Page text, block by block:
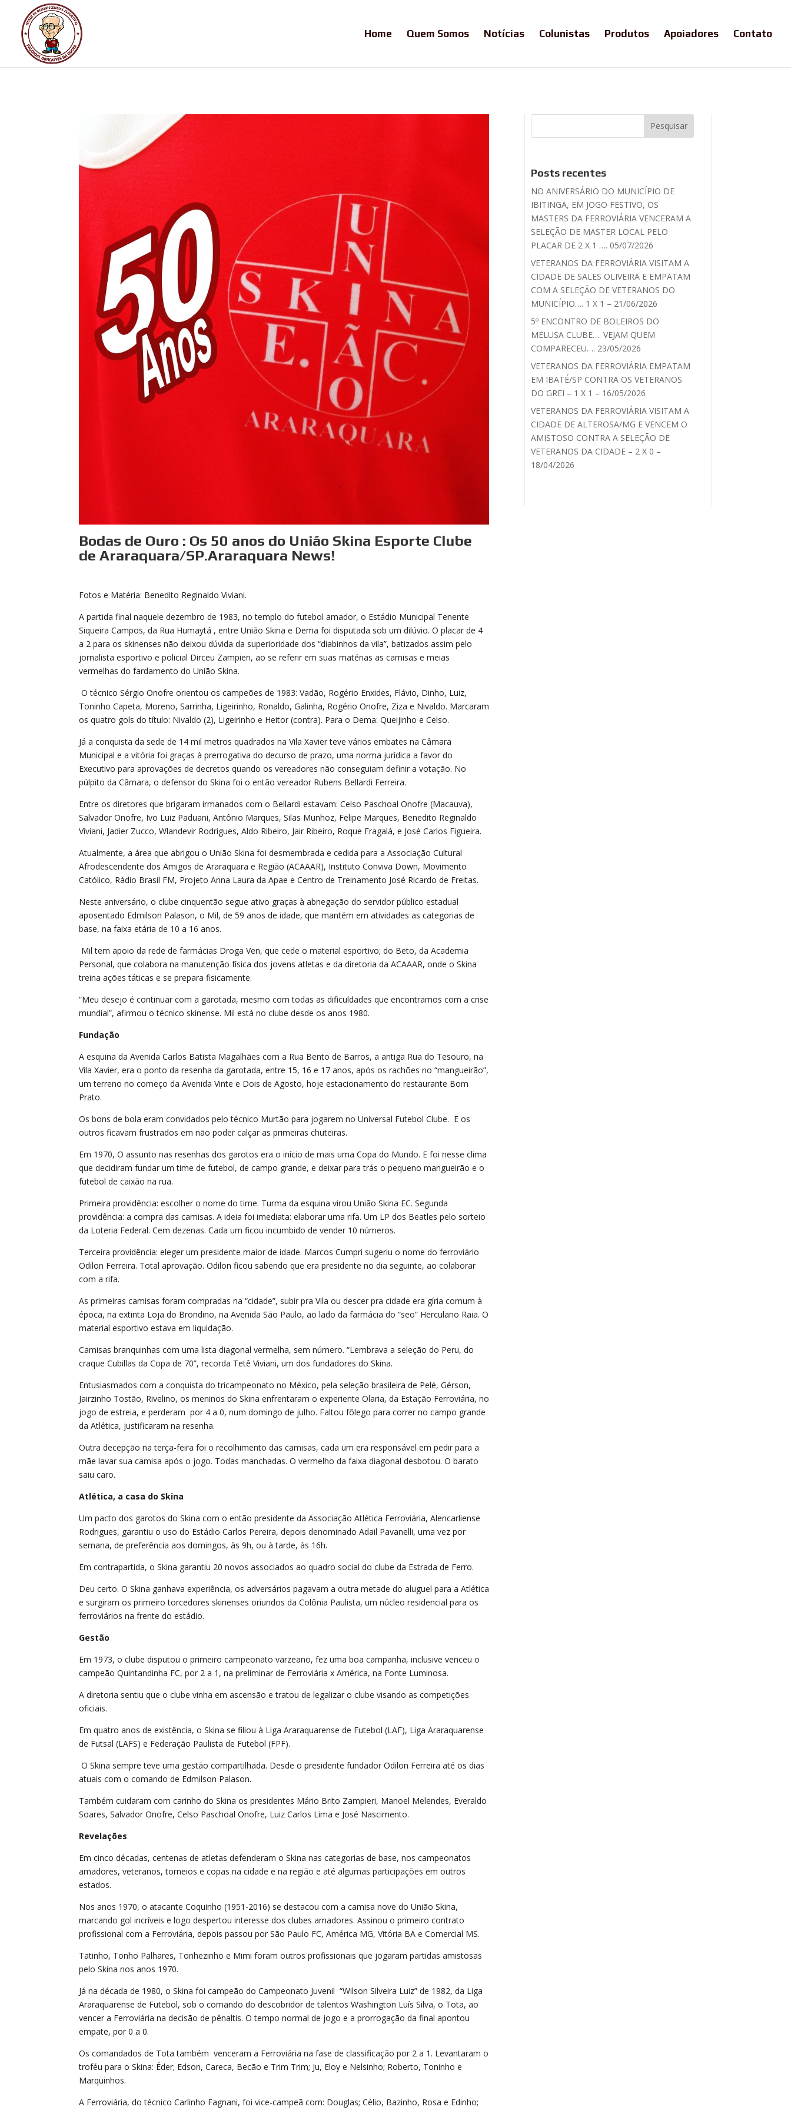
Home Quem Somos Notícias Colunistas Produtos Apoiadores Contato
Bodas de Ouro : Os 50 anos do União Skina Esporte Clube
de Araraquara/SP.Araraquara News!
Fotos e Matéria: Benedito Reginaldo Viviani.
A partida final naquele dezembro de 1983, no templo do futebol amador, o Estádio Municipal Tenente
Siqueira Campos, da Rua Humaytá , entre União Skina e Dema foi disputada sob um dilúvio. O placar de 4
a 2 para os skinenses não deixou dúvida da superioridade dos “diabinhos da vila”, batizados assim pelo
jornalista esportivo e policial Dirceu Zampieri, ao se referir em suas matérias as camisas e meias
vermelhas do fardamento do União Skina.
O técnico Sérgio Onofre orientou os campeões de 1983: Vadão, Rogério Enxides, Flávio, Dinho, Luiz,
Toninho Capeta, Moreno, Sarrinha, Ligeirinho, Ronaldo, Galinha, Rogério Onofre, Ziza e Nivaldo. Marcaram
os quatro gols do título: Nivaldo (2), Ligeirinho e Heitor (contra). Para o Dema: Queijinho e Celso.
Já a conquista da sede de 14 mil metros quadrados na Vila Xavier teve vários embates na Câmara
Municipal e a vitória foi graças à prerrogativa do decurso de prazo, uma norma jurídica a favor do
Executivo para aprovações de decretos quando os vereadores não conseguiam definir a votação. No
púlpito da Câmara, o defensor do Skina foi o então vereador Rubens Bellardi Ferreira.
Entre os diretores que brigaram irmanados com o Bellardi estavam: Celso Paschoal Onofre (Macauva),
Salvador Onofre, Ivo Luiz Paduani, Antônio Marques, Silas Munhoz, Felipe Marques, Benedito Reginaldo
Viviani, Jadier Zucco, Wlandevir Rodrigues, Aldo Ribeiro, Jair Ribeiro, Roque Fragalá, e José Carlos Figueira.
Atualmente, a área que abrigou o União Skina foi desmembrada e cedida para a Associação Cultural
Afrodescendente dos Amigos de Araraquara e Região (ACAAAR), Instituto Conviva Down, Movimento
Católico, Rádio Brasil FM, Projeto Anna Laura da Apae e Centro de Treinamento José Ricardo de Freitas.
Neste aniversário, o clube cinquentão segue ativo graças à abnegação do servidor público estadual
aposentado Edmilson Palason, o Mil, de 59 anos de idade, que mantém em atividades as categorias de
base, na faixa etária de 10 a 16 anos.
Mil tem apoio da rede de farmácias Droga Ven, que cede o material esportivo; do Beto, da Academia
Personal, que colabora na manutenção física dos jovens atletas e da diretoria da ACAAAR, onde o Skina
treina ações táticas e se prepara fisicamente.
“Meu desejo é continuar com a garotada, mesmo com todas as dificuldades que encontramos com a crise
mundial”, afirmou o técnico skinense. Mil está no clube desde os anos 1980.
Fundação
A esquina da Avenida Carlos Batista Magalhães com a Rua Bento de Barros, a antiga Rua do Tesouro, na
Vila Xavier, era o ponto da resenha da garotada, entre 15, 16 e 17 anos, após os rachões no “mangueirão”,
um terreno no começo da Avenida Vinte e Dois de Agosto, hoje estacionamento do restaurante Bom
Prato.
Os bons de bola eram convidados pelo técnico Murtão para jogarem no Universal Futebol Clube. E os
outros ficavam frustrados em não poder calçar as primeiras chuteiras.
Em 1970, O assunto nas resenhas dos garotos era o início de mais uma Copa do Mundo. E foi nesse clima
que decidiram fundar um time de futebol, de campo grande, e deixar para trás o pequeno mangueirão e o
futebol de caixão na rua.
Primeira providência: escolher o nome do time. Turma da esquina virou União Skina EC. Segunda
providência: a compra das camisas. A ideia foi imediata: elaborar uma rifa. Um LP dos Beatles pelo sorteio
da Loteria Federal. Cem dezenas. Cada um ficou incumbido de vender 10 números.
Terceira providência: eleger um presidente maior de idade. Marcos Cumpri sugeriu o nome do ferroviário
Odilon Ferreira. Total aprovação. Odilon ficou sabendo que era presidente no dia seguinte, ao colaborar
com a rifa.
As primeiras camisas foram compradas na “cidade”, subir pra Vila ou descer pra cidade era gíria comum à
época, na extinta Loja do Brondino, na Avenida São Paulo, ao lado da farmácia do “seo” Herculano Raia. O
material esportivo estava em liquidação.
Camisas branquinhas com uma lista diagonal vermelha, sem número. “Lembrava a seleção do Peru, do
craque Cubillas da Copa de 70”, recorda Tetê Viviani, um dos fundadores do Skina.
Entusiasmados com a conquista do tricampeonato no México, pela seleção brasileira de Pelé, Gérson,
Jairzinho Tostão, Rivelino, os meninos do Skina enfrentaram o experiente Olaria, da Estação Ferroviária, no
jogo de estreia, e perderam por 4 a 0, num domingo de julho. Faltou fôlego para correr no campo grande
da Atlética, justificaram na resenha.
Outra decepção na terça-feira foi o recolhimento das camisas, cada um era responsável em pedir para a
mãe lavar sua camisa após o jogo. Todas manchadas. O vermelho da faixa diagonal desbotou. O barato
saiu caro.
Atlética, a casa do Skina
Um pacto dos garotos do Skina com o então presidente da Associação Atlética Ferroviária, Alencarliense
Rodrigues, garantiu o uso do Estádio Carlos Pereira, depois denominado Adail Pavanelli, uma vez por
semana, de preferência aos domingos, às 9h, ou à tarde, às 16h.
Em contrapartida, o Skina garantiu 20 novos associados ao quadro social do clube da Estrada de Ferro.
Deu certo. O Skina ganhava experiência, os adversários pagavam a outra metade do aluguel para a Atlética
e surgiram os primeiro torcedores skinenses oriundos da Colônia Paulista, um núcleo residencial para os
ferroviários na frente do estádio.
Gestão
Em 1973, o clube disputou o primeiro campeonato varzeano, fez uma boa campanha, inclusive venceu o
campeão Quintandinha FC, por 2 a 1, na preliminar de Ferroviária x América, na Fonte Luminosa.
A diretoria sentiu que o clube vinha em ascensão e tratou de legalizar o clube visando as competições
oficiais.
Em quatro anos de existência, o Skina se filiou à Liga Araraquarense de Futebol (LAF), Liga Araraquarense
de Futsal (LAFS) e Federação Paulista de Futebol (FPF).
O Skina sempre teve uma gestão compartilhada. Desde o presidente fundador Odilon Ferreira até os dias
atuais com o comando de Edmilson Palason.
Também cuidaram com carinho do Skina os presidentes Mário Brito Zampieri, Manoel Melendes, Everaldo
Soares, Salvador Onofre, Celso Paschoal Onofre, Luiz Carlos Lima e José Nascimento.
Revelações
Em cinco décadas, centenas de atletas defenderam o Skina nas categorias de base, nos campeonatos
amadores, veteranos, torneios e copas na cidade e na região e até algumas participações em outros
estados.
Nos anos 1970, o atacante Coquinho (1951-2016) se destacou com a camisa nove do União Skina,
marcando gol incríveis e logo despertou interesse dos clubes amadores. Assinou o primeiro contrato
profissional com a Ferroviária, depois passou por São Paulo FC, América MG, Vitória BA e Comercial MS.
Tatinho, Tonho Palhares, Tonhezinho e Mimi foram outros profissionais que jogaram partidas amistosas
pelo Skina nos anos 1970.
Já na década de 1980, o Skina foi campeão do Campeonato Juvenil “Wilson Silveira Luiz” de 1982, da Liga
Araraquarense de Futebol, sob o comando do descobridor de talentos Washington Luís Silva, o Tota, ao
vencer a Ferroviária na decisão de pênaltis. O tempo normal de jogo e a prorrogação da final apontou
empate, por 0 a 0.
Os comandados de Tota também venceram a Ferroviária na fase de classificação por 2 a 1. Levantaram o
troféu para o Skina: Éder; Edson, Careca, Becão e Trim Trim; Ju, Eloy e Nelsinho; Roberto, Toninho e
Marquinhos.
A Ferroviária, do técnico Carlinho Fagnani, foi vice-campeã com: Douglas; Célio, Bazinho, Rosa e Edinho;
Posts recentes
NO ANIVERSÁRIO DO MUNICÍPIO DE
IBITINGA, EM JOGO FESTIVO, OS
MASTERS DA FERROVIÁRIA VENCERAM A
SELEÇÃO DE MASTER LOCAL PELO
PLACAR DE 2 X 1 …. 05/07/2026
VETERANOS DA FERROVIÁRIA VISITAM A
CIDADE DE SALES OLIVEIRA E EMPATAM
COM A SELEÇÃO DE VETERANOS DO
MUNICÍPIO…. 1 X 1 – 21/06/2026
5º ENCONTRO DE BOLEIROS DO
MELUSA CLUBE…. VEJAM QUEM
COMPARECEU…. 23/05/2026
VETERANOS DA FERROVIÁRIA EMPATAM
EM IBATÉ/SP CONTRA OS VETERANOS
DO GREI – 1 X 1 – 16/05/2026
VETERANOS DA FERROVIÁRIA VISITAM A
CIDADE DE ALTEROSA/MG E VENCEM O
AMISTOSO CONTRA A SELEÇÃO DE
VETERANOS DA CIDADE – 2 X 0 –
18/04/2026